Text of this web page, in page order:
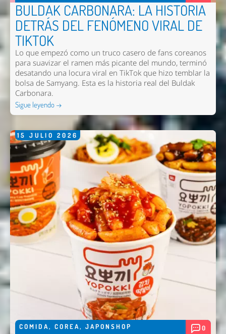
BULDAK CARBONARA: LA HISTORIA
DETRÁS DEL FENÓMENO VIRAL DE
TIKTOK
Lo que empezó como un truco casero de fans coreanos
para suavizar el ramen más picante del mundo, terminó
desatando una locura viral en TikTok que hizo temblar la
bolsa de Samyang. Esta es la historia real del Buldak
Carbonara.
Sigue leyendo →
15 JULIO 2026
COMIDA, COREA, JAPONSHOP 0
Nombre *
Email *
Comentario *